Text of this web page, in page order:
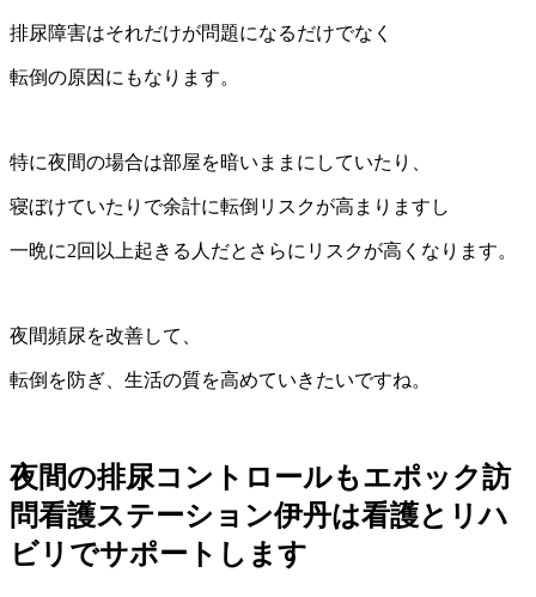
排尿障害はそれだけが問題になるだけでなく
転倒の原因にもなります。
特に夜間の場合は部屋を暗いままにしていたり、
寝ぼけていたりで余計に転倒リスクが高まりますし
一晩に2回以上起きる人だとさらにリスクが高くなります。
夜間頻尿を改善して、
転倒を防ぎ、生活の質を高めていきたいですね。
夜間の排尿コントロールもエポック訪
問看護ステーション伊丹は看護とリハ
ビリでサポートします